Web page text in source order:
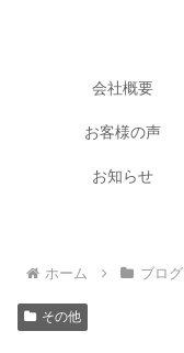
会社概要
お客様の声
お知らせ
ホーム ブログ
その他